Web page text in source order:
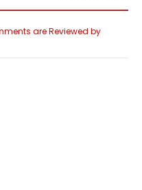
are Reviewed by